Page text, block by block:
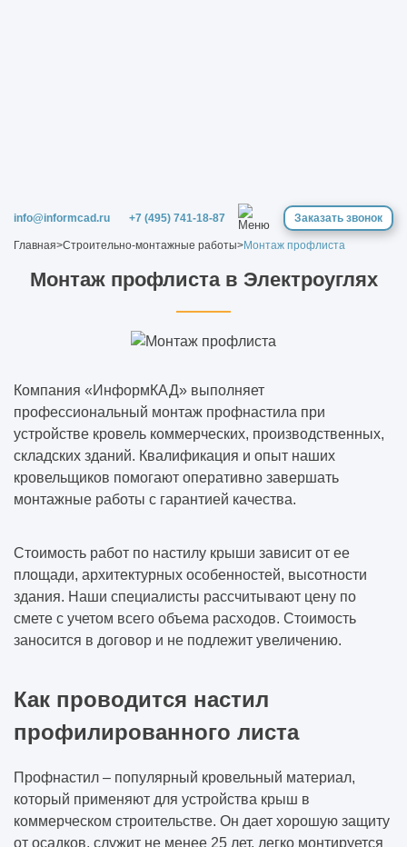
info@informcad.ru +7 (495) 741-18-87 Заказать звонок
Главная>Строительно-монтажные работы>Монтаж профлиста
Монтаж профлиста в Электроуглях
Компания «ИнформКАД» выполняет
профессиональный монтаж профнастила при
устройстве кровель коммерческих, производственных,
складских зданий. Квалификация и опыт наших
кровельщиков помогают оперативно завершать
монтажные работы с гарантией качества.
Стоимость работ по настилу крыши зависит от ее
площади, архитектурных особенностей, высотности
здания. Наши специалисты рассчитывают цену по
смете с учетом всего объема расходов. Стоимость
заносится в договор и не подлежит увеличению.
Как проводится настил
профилированного листа
Профнастил – популярный кровельный материал,
который применяют для устройства крыш в
коммерческом строительстве. Он дает хорошую защиту
от осадков, служит не менее 25 лет, легко монтируется